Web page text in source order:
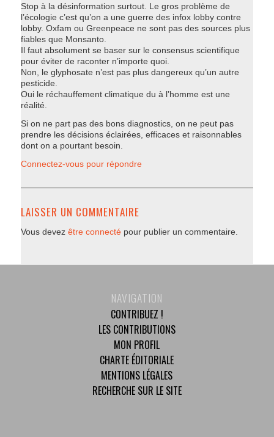
Stop à la désinformation surtout. Le gros problème de
l’écologie c’est qu’on a une guerre des infox lobby contre
lobby. Oxfam ou Greenpeace ne sont pas des sources plus
fiables que Monsanto.
Il faut absolument se baser sur le consensus scientifique
pour éviter de raconter n’importe quoi.
Non, le glyphosate n’est pas plus dangereux qu’un autre
pesticide.
Oui le réchauffement climatique du à l’homme est une
réalité.
Si on ne part pas des bons diagnostics, on ne peut pas
prendre les décisions éclairées, efficaces et raisonnables
dont on a pourtant besoin.
Connectez-vous pour répondre
LAISSER UN COMMENTAIRE
Vous devez être connectépour publier un commentaire.
NAVIGATION
CONTRIBUEZ !
LES CONTRIBUTIONS
MON PROFIL
CHARTE ÉDITORIALE
MENTIONS LÉGALES
RECHERCHE SUR LE SITE